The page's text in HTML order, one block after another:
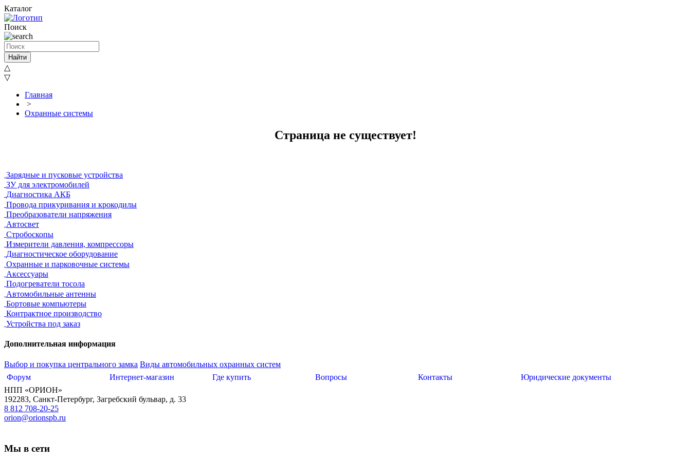
Каталог
Поиск
Найти
△
▽
Главная
>
Охранные системы
Страница не существует!
Зарядные и пусковые устройства
ЗУ для электромобилей
Диагностика АКБ
Провода прикуривания и крокодилы
Преобразователи напряжения
Автосвет
Стробоскопы
Измерители давления, компрессоры
Диагностическое оборудование
Охранные и парковочные системы
Аксессуары
Подогреватели тосола
Автомобильные антенны
Бортовые компьютеры
Контрактное производство
Устройства под заказ
Дополнительная информация
Выбор и покупка центрального замка Виды автомобильных охранных систем
Форум
Интернет-магазин Где купить Вопросы Контакты
Юридические документы
НПП «ОРИОН»
192283, Санкт-Петербург, Загребский бульвар, д. 33
8 812 708-20-25
orion@orionspb.ru
Мы в сети